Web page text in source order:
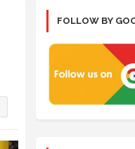
FOLLOW BY